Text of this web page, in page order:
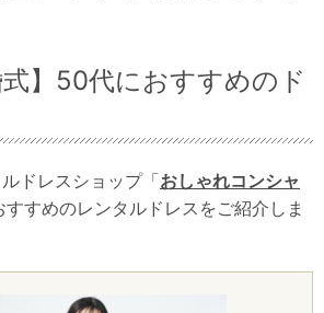
式】50代におすすめのド
ドレスショップ「おしゃれコンシャ
すすめのレンタルドレスをご紹介しま